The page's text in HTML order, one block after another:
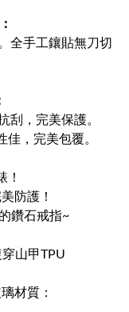
全手工鑲貼無刀切
刮，完美保護。
，完美包覆。
！
防護！
鑽石戒指~
山甲TPU
材質：